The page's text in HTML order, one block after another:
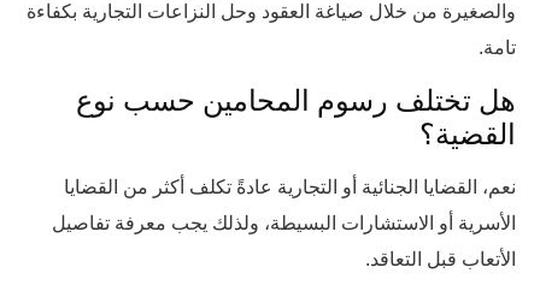
والصغيرة من خلال صياغة العقود وحل النزاعات التجارية بكفاءة
تامة.
هل تختلف رسوم المحامين حسب نوع
القضية؟
نعم، القضايا الجنائية أو التجارية عادةً تكلف أكثر من القضايا
الأسرية أو الاستشارات البسيطة، ولذلك يجب معرفة تفاصيل
الأتعاب قبل التعاقد.